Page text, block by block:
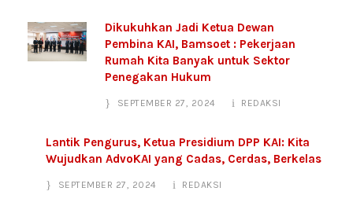
Dikukuhkan Jadi Ketua Dewan
Pembina KAI, Bamsoet : Pekerjaan
Rumah Kita Banyak untuk Sektor
Penegakan Hukum
SEPTEMBER 27, 2024 REDAKSI
Lantik Pengurus, Ketua Presidium DPP KAI: Kita
Wujudkan AdvoKAI yang Cadas, Cerdas, Berkelas
SEPTEMBER 27, 2024 REDAKSI